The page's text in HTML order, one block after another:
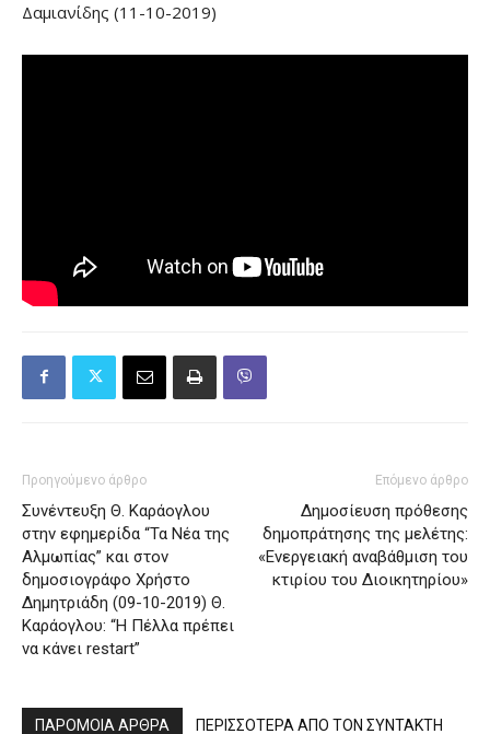
Δαμιανίδης (11-10-2019)
Προηγούμενο άρθρο
Συνέντευξη Θ. Καράογλου
στην εφημερίδα “Τα Νέα της
Αλμωπίας” και στον
δημοσιογράφο Χρήστο
Δημητριάδη (09-10-2019) Θ.
Καράογλου: “Η Πέλλα πρέπει
να κάνει restart”
Επόμενο άρθρο
Δημοσίευση πρόθεσης
δημοπράτησης της μελέτης:
«Ενεργειακή αναβάθμιση του
κτιρίου του Διοικητηρίου»
ΠΑΡΟΜΟΙΑ ΑΡΘΡΑ ΠΕΡΙΣΣΟΤΕΡΑ ΑΠΟ ΤΟΝ ΣΥΝΤΑΚΤΗ